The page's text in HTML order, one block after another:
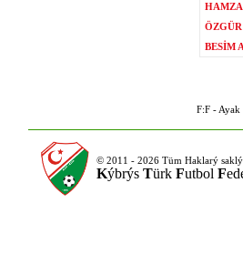
HAMZA
BESİM
F:F - Ayak
© 2011 - 2026 Tüm Haklarý
Kýbrýs Türk Futbol F